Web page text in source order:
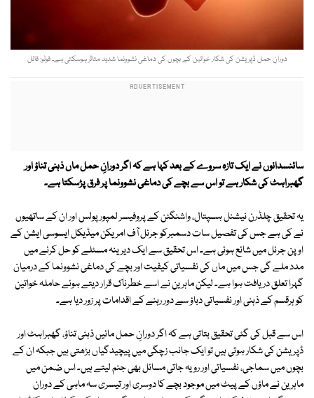
دورانِ حمل ڈپریشن کی شکار خواتین کے بچوں کی دماغی نشوونما شدید متاثر ہوسکتی ہے۔ فوٹو: فائل
سائنسدانوں نے ایک تازہ سروے کے بعد کہا ہے کہ اگر دورانِ حمل ماں ذہنی تناؤ اور
گھبراہٹ کی شکار ہے تو اس سے بچے کی دماغی نشوونما پر فرق پڑسکتا ہے۔
یہ تحقیق چلڈرن نیشنل ہسپتال، واشنگٹن کے پروفیسر لمپور پولس اور ان کے ساتھیوں
نے کی ہے جس کی تفصیل سات دسمبرکو جرنل آف امریکن میڈیکل ایسوسی ایشن کے
اوپن جرنل میں شائع ہوئی ہے۔ اس تحقیق سے ایک دیرینہ مسئلے کو حل کرنے میں
مدد ملے گی جس میں ماں کی نفسیاتی کیفیت اور بچے کی دماغی نشوونما کے درمیان
گہرا تعلق دریافت ہوا ہے۔ لیکن ماہرین نے اسے خطرناک قرار دیتے ہوئے حاملہ خواتین
کو ہرقسم کے ذہنی اور نفسیاتی دباؤ سے دور رہنے کے اقدامات پر زور دیا ہے۔
اس سے قبل کی گئی تحقیق بتاتی ہے کہ اگر دورانِ حمل مائیں ذہنی تناؤ، گھبراہٹ اور
ڈپریشن کی شکار ہوتی ہیں تو ایک جانب زچگی میں پیچیدگیاں بڑھتی ہیں جبکہ ان کے
بچوں میں سماجی، نفسیاتی اور رویہ جاتی مسائل بھی جنم لیتے ہیں۔ اس ضمن میں
ماہرین نے ماؤں کے پیٹ میں موجود بچے کا دوسری اور تیسری سہ ماہی کے دوران